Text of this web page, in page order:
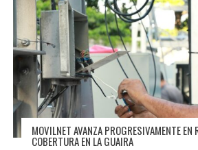
MOVILNET AVANZA PROGRESIVAMENTE EN
COBERTURA EN LA GUAIRA